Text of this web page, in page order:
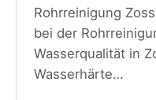
Rohrreinigung
bei der
Wasserqualität in
Wasserhärte…